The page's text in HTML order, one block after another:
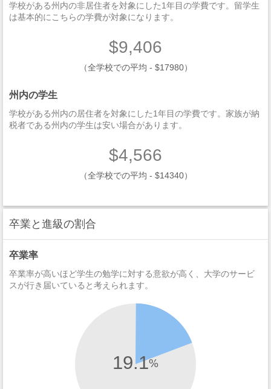
学校がある州内の非居住者を対象にした1年目の学費です。留学生
は基本的にこちらの学費が対象になります。
$9,406
（全学校での平均 - $17980）
州内の学生
学校がある州内の居住者を対象にした1年目の学費です。家族が納
税者である州内の学生は安い場合があります。
$4,566
（全学校での平均 - $14340）
卒業と進級の割合
卒業率
卒業率が高いほど学生の勉学に対する意欲が高く、大学のサービ
スが行き届いていると考えられます。
19.1%